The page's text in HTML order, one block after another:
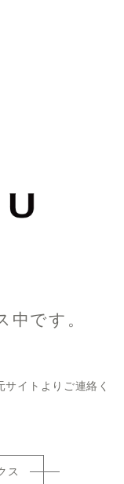
中です。
イトよりご連絡く
ス